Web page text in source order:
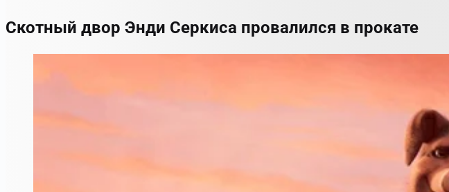
Скотный двор Энди Серкиса провалился в прокате